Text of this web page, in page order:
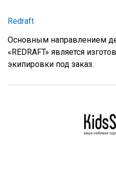
Redraft
Основным направлением
«REDRAFT» является
экипировки под заказ.